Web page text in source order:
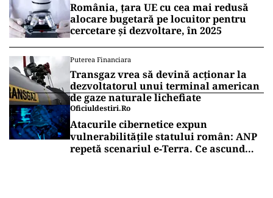
România, țara UE cu cea mai redusă
alocare bugetară pe locuitor pentru
cercetare și dezvoltare, în 2025
Puterea Financiara
Transgaz vrea să devină acționar la
dezvoltatorul unui terminal american
de gaze naturale lichefiate
Oficiuldestiri.ro
Atacurile cibernetice expun
vulnerabilitățile statului român: ANP
repetă scenariul e‑Terra. Ce ascund